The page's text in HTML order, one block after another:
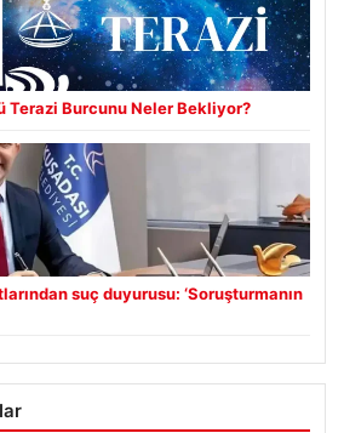
Terazi Burcunu Neler Bekliyor?
suç duyurusu: ‘Soruşturmanın